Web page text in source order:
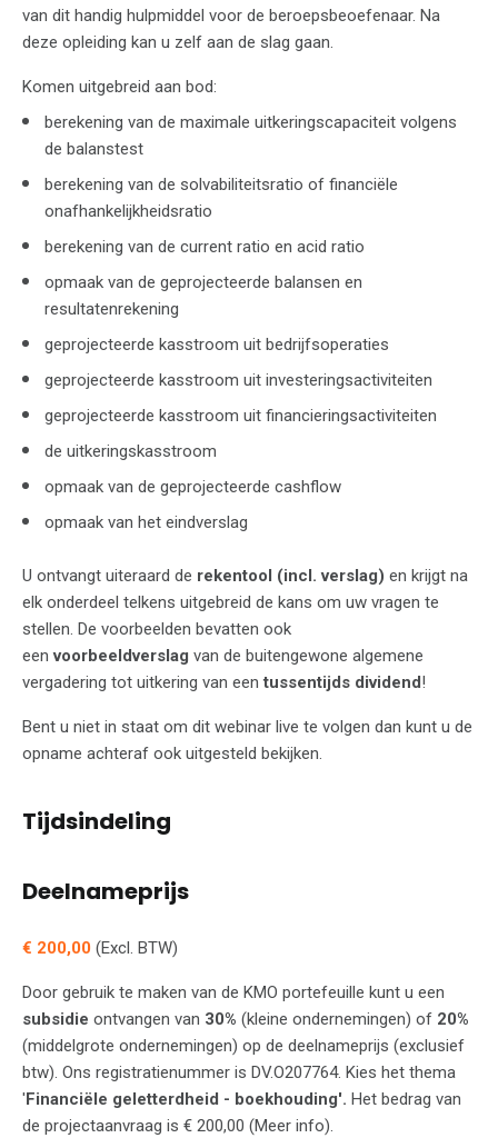
van dit handig hulpmiddel voor de beroepsbeoefenaar. Na
deze opleiding kan u zelf aan de slag gaan.
Komen uitgebreid aan bod:
berekening van de maximale uitkeringscapaciteit volgens
de balanstest
berekening van de solvabiliteitsratio of financiële
onafhankelijkheidsratio
berekening van de current ratio en acid ratio
opmaak van de geprojecteerde balansen en
resultatenrekening
geprojecteerde kasstroom uit bedrijfsoperaties
geprojecteerde kasstroom uit investeringsactiviteiten
geprojecteerde kasstroom uit financieringsactiviteiten
de uitkeringskasstroom
opmaak van de geprojecteerde cashflow
opmaak van het eindverslag
U ontvangt uiteraard de rekentool (incl. verslag) en krijgt na
elk onderdeel telkens uitgebreid de kans om uw vragen te
stellen. De voorbeelden bevatten ook
eenvoorbeeldverslag van de buitengewone algemene
vergadering tot uitkering van eentussentijds dividend!
Bent u niet in staat om dit webinar live te volgen dan kunt u de
opname achteraf ook uitgesteld bekijken.
Tijdsindeling
Deelnameprijs
€ 200,00 (Excl. BTW)
Door gebruik te maken van de KMO portefeuille kunt u een
subsidie ontvangen van 30% (kleine ondernemingen) of 20%
(middelgrote ondernemingen) op de deelnameprijs (exclusief
btw). Ons registratienummer is DV.O207764. Kies het thema
'Financiële geletterdheid - boekhouding'. Het bedrag van
de projectaanvraag is € 200,00 (Meer info).